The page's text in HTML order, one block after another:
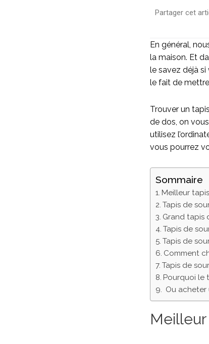
Partager cet
En général,
la maison. Et
le savez déjà
le fait de
Trouver un
de dos, on
utilisez
vous pourrez
Sommaire
Meilleur
Tapis de
Grand tapis
Tapis de
Tapis de
Comment
Tapis de
Pourquoi le
Ou acheter